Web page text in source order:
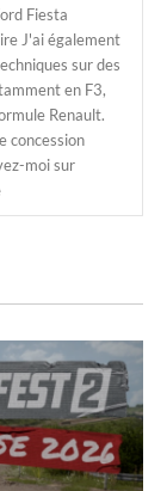
Fiesta
J'ai également
sur des
en F3,
Renault.
concession
moi sur